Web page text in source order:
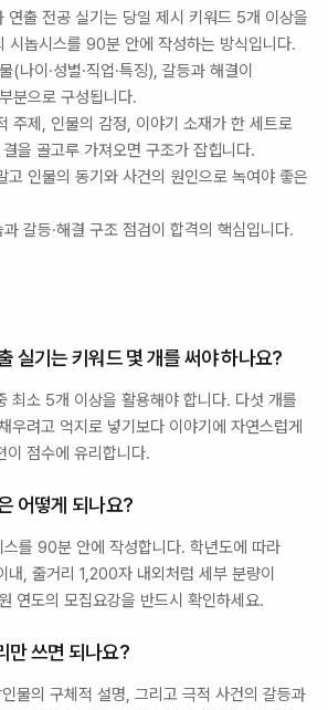
연출 전공 실기는 당일 제시 키워드 5개 이상을
시놉시스를 90분 안에 작성하는 방식입니다.
(나이·성별·직업·특징), 갈등과 해결이
분으로 구성됩니다.
주제, 인물의 감정, 이야기 소재가 한 세트로
을 골고루 가져오면 구조가 잡힙니다.
고 인물의 동기와 사건의 원인으로 녹여야 좋은
갈등·해결 구조 점검이 합격의 핵심입니다.
실기는 키워드 몇 개를 써야 하나요?
최소 5개 이상을 활용해야 합니다. 다섯 개를
우려고 억지로 넣기보다 이야기에 자연스럽게
이 점수에 유리합니다.
어떻게 되나요?
를 90분 안에 작성합니다. 학년도에 따라
, 줄거리 1,200자 내외처럼 세부 분량이
연도의 모집요강을 반드시 확인하세요.
만 쓰면 되나요?
물의 구체적 설명, 그리고 극적 사건의 갈등과